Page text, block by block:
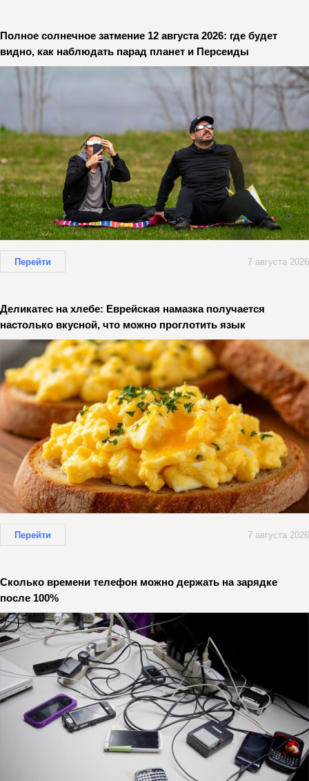
Полное солнечное затмение 12 августа 2026: где будет
видно, как наблюдать парад планет и Персеиды
Перейти 7 августа 2026
Деликатес на хлебе: Еврейская намазка получается
настолько вкусной, что можно проглотить язык
Перейти 7 августа 2026
Сколько времени телефон можно держать на зарядке
после 100%